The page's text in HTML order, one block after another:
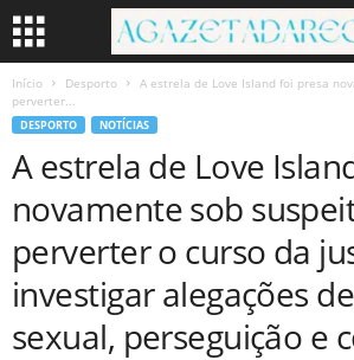
Início Desporto
A estrela de Love Island foi presa
perverter...
DESPORTO NOTÍCIAS
A estrela de Love
novamente sob
perverter o curso da
investigar alegações
sexual, perseguição e